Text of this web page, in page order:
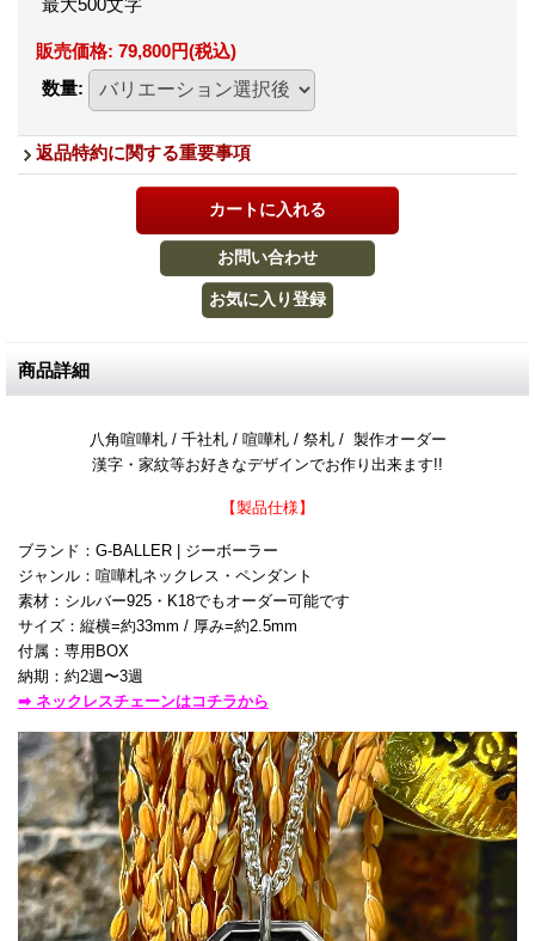
最大500文字
販売価格: 79,800円(税込)
数量:
返品特約に関する重要事項
商品詳細
八角喧嘩札 / 千社札 / 喧嘩札 / 祭札 / 製作オーダー
漢字・家紋等お好きなデザインでお作り出来ます!!
【製品仕様】
ブランド：G‐BALLER | ジーボーラー
ジャンル：喧嘩札ネックレス・ペンダント
素材：シルバー925・K18でもオーダー可能です
サイズ：縦横=約33mm / 厚み=約2.5mm
付属：専用BOX
納期：約2週〜3週
➡ ネックレスチェーンはコチラから